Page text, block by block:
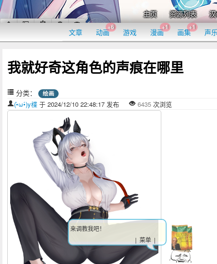
主页 资源列表
文章 动画
+6
游戏 漫画
+1
画集
+1
声
我就好奇这角色的声痕在哪里
分类： 绘画
(•̀ω•́)y楪 于 2024/12/10 22:48:17 发布 6435 次浏览
来调教我吧！
| 菜单 |